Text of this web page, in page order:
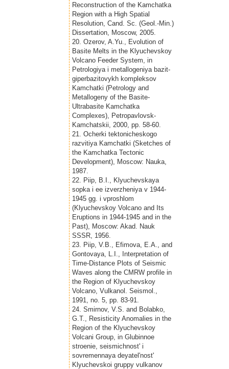
Reconstruction of the Kamchatka
Region with a High Spatial
Resolution, Cand. Sc. (Geol.-Min.)
Dissertation, Moscow, 2005.
20. Ozerov, A.Yu., Evolution of
Basite Melts in the Klyuchevskoy
Volcano Feeder System, in
Petrologiya i metallogeniya bazit-
giperbazitovykh kompleksov
Kamchatki (Petrology and
Metallogeny of the Basite-
Ultrabasite Kamchatka
Complexes), Petropavlovsk-
Kamchatskii, 2000, pp. 58-60.
21. Ocherki tektonicheskogo
razvitiya Kamchatki (Sketches of
the Kamchatka Tectonic
Development), Moscow: Nauka,
1987.
22. Piip, B.I., Klyuchevskaya
sopka i ee izverzheniya v 1944-
1945 gg. i vproshlom
(Klyuchevskoy Volcano and Its
Eruptions in 1944-1945 and in the
Past), Moscow: Akad. Nauk
SSSR, 1956.
23. Piip, V.B., Efimova, E.A., and
Gontovaya, L.I., Interpretation of
Time-Distance Plots of Seismic
Waves along the CMRW profile in
the Region of Klyuchevskoy
Volcano, Vulkanol. Seismol.,
1991, no. 5, pp. 83-91.
24. Smirnov, V.S. and Bolabko,
G.T., Resisticity Anomalies in the
Region of the Klyuchevskoy
Volcani Group, in Glubinnoe
stroenie, seismichnost' i
sovremennaya deyatel'nost'
Klyuchevskoi gruppy vulkanov